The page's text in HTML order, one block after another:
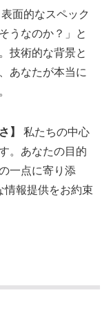
表面的なスペック
うなのか？」と
技術的な背景と
あなたが本当に
】
私たちの中心
。あなたの目的
一点に寄り添
情報提供をお約束